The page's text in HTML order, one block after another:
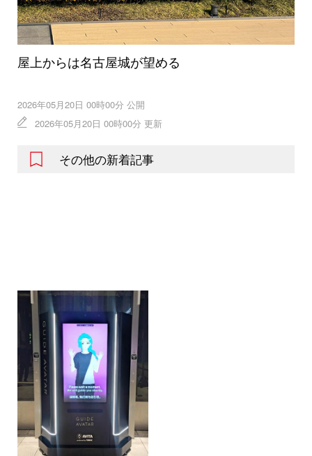
屋上からは名古屋城が望める
2026年05月20日 00時00分 公開
2026年05月20日 00時00分 更新
その他の新着記事